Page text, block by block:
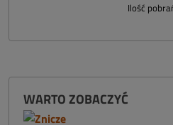
Ilość
WARTO ZOBACZYĆ